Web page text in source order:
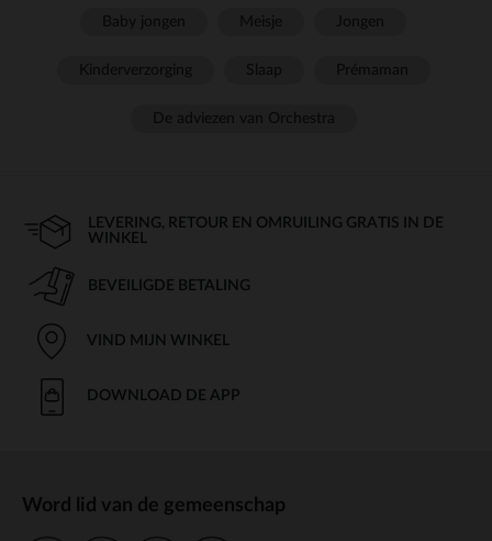
LEVERING, RETOUR EN OMRUILING GRATIS IN DE
WINKEL
BEVEILIGDE BETALING
VIND MIJN WINKEL
DOWNLOAD DE APP
Word lid van de gemeenschap